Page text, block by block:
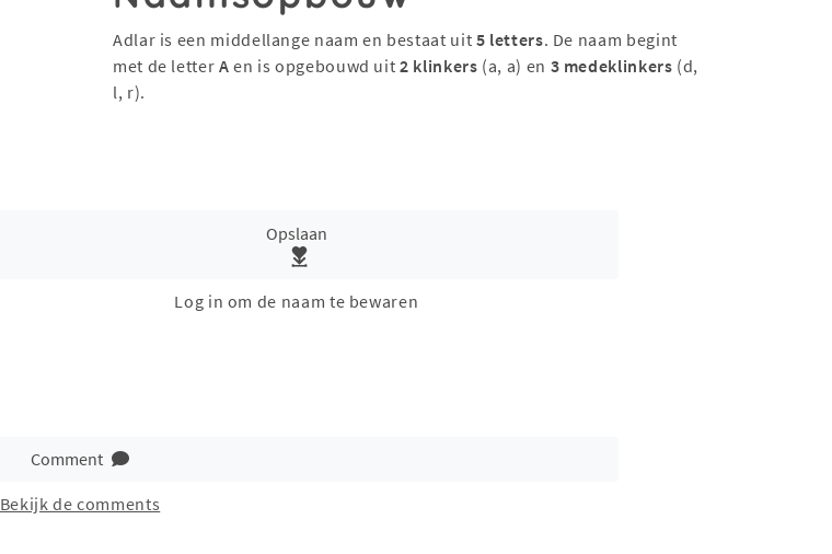
Adlar is een middellange naam en bestaat uit 5 letters. De naam begint
met de letter A en is opgebouwd uit2 klinkers (a, a) en 3 medeklinkers (d,
l, r).
Opslaan
Log in om de naam te bewaren
Comment
Bekijk de comments